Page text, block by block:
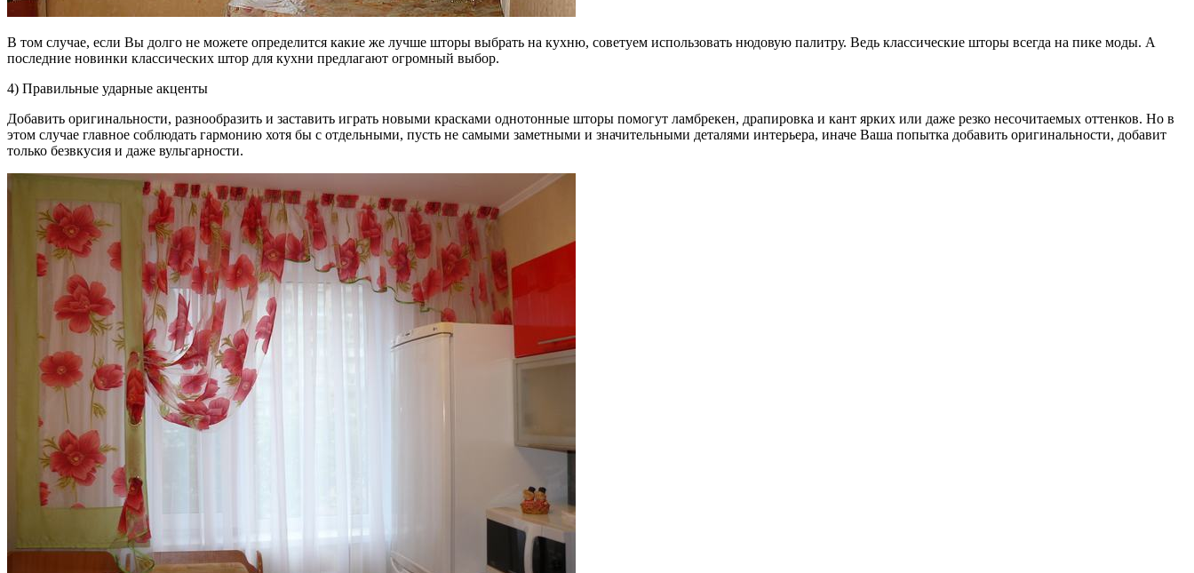
В том случае, если Вы долго не можете определится какие же лучше шторы выбрать на кухню, советуем использовать нюдовую палитру. Ведь классические шторы всегда на пике моды. А
последние новинки классических штор для кухни предлагают огромный выбор.
4) Правильные ударные акценты
Добавить оригинальности, разнообразить и заставить играть новыми красками однотонные шторы помогут ламбрекен, драпировка и кант ярких или даже резко несочитаемых оттенков. Но в
этом случае главное соблюдать гармонию хотя бы с отдельными, пусть не самыми заметными и значительными деталями интерьера, иначе Ваша попытка добавить оригинальности, добавит
только безвкусия и даже вульгарности.